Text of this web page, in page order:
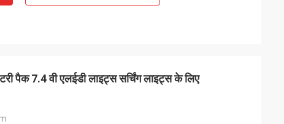
पैक 7.4 वी एलईडी लाइट्स सर्चिंग लाइट्स के लिए